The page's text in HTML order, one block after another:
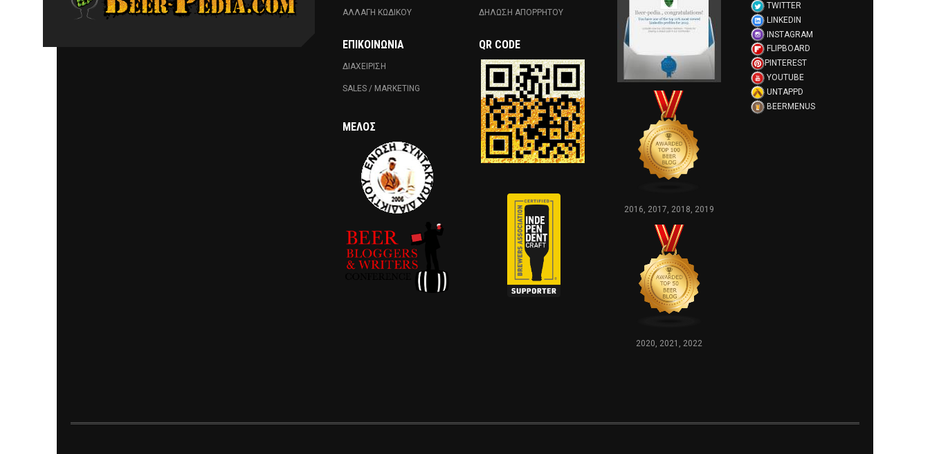
ΑΛΛΑΓΗ ΚΩΔΙΚΟΥ
ΕΠΙΚΟΙΝΩΝΊΑ
ΔΙΑΧΕΙΡΙΣΗ
SALES / MARKETING
ΜΈΛΟΣ
ΔΗΛΩΣΗ ΑΠΟΡΡΗΤΟΥ
QR CODE
2016, 2017, 2018, 2019
2020, 2021, 2022
TWITTER
LINKEDIN
INSTAGRAM
FLIPBOARD
PINTEREST
YOUTUBE
UNTAPPD
BEERMENUS